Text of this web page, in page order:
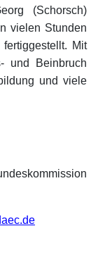
(Schorsch)
vielen Stunden
Mit
und Beinbruch
und viele